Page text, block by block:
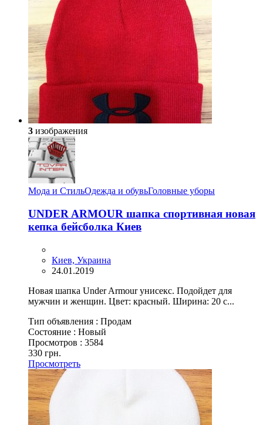
3 изображения
Мода и СтильОдежда и обувьГоловные уборы
UNDER ARMOUR шапка спортивная новая
кепка бейсболка Киев
Киев, Украина
24.01.2019
Новая шапка Under Armour унисекс. Подойдет для
мужчин и женщин. Цвет: красный. Ширина: 20 с...
Тип объявления : Продам
Состояние : Новый
Просмотров : 3584
330 грн.
Просмотреть